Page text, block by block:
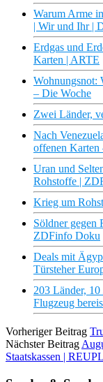
Warum Arme
| Wir und Ihr |
Erdgas und
Karten | ARTE
Wohnungsnot:
– Die Woche
Zwei Länder,
Nach
offenen
Uran und
Rohstoffe |
Krieg um
Söldner gegen
ZDFinfo Doku
Deals mit
Türsteher
203 Länder,
Flugzeug
Vorheriger Beitrag
Nächster Beitrag
Staatskassen |